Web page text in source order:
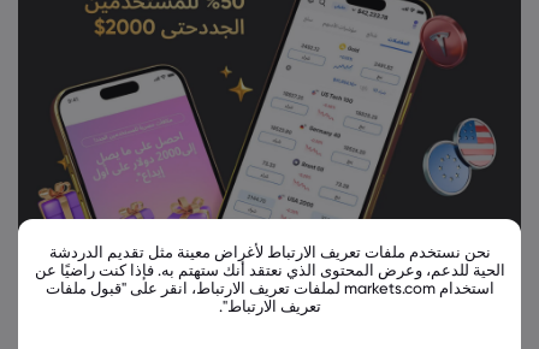
نحن نستخدم ملفات تعريف الارتباط لأغراض معينة مثل تقديم الدردشة
الحية للدعم، وعرض المحتوى الذي نعتقد أنك ستهتم به. فإذا كنت راضيًا عن
استخدام markets.com لملفات تعريف الارتباط، انقر على "قبول ملفات
تعريف الارتباط".